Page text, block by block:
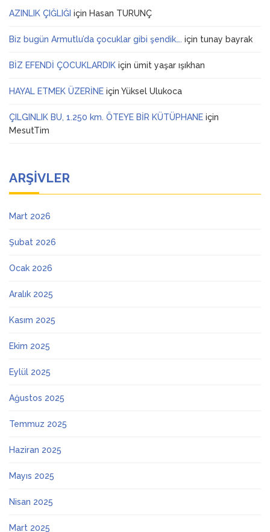
AZINLIK ÇIĞLIĞI için Hasan TURUNÇ
Biz bugün Armutlu’da çocuklar gibi şendik…. için tunay bayrak
BİZ EFENDİ ÇOCUKLARDIK için ümit yaşar ışıkhan
HAYAL ETMEK ÜZERİNE için Yüksel Ulukoca
ÇILGINLIK BU, 1.250 km. ÖTEYE BİR KÜTÜPHANE için
MesutTim
ARŞIVLER
Mart 2026
Şubat 2026
Ocak 2026
Aralık 2025
Kasım 2025
Ekim 2025
Eylül 2025
Ağustos 2025
Temmuz 2025
Haziran 2025
Mayıs 2025
Nisan 2025
Mart 2025